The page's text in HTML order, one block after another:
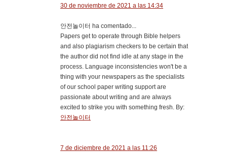
30 de noviembre de 2021 a las 14:34
안전놀이터 ha comentado...
Papers get to operate through Bible helpers
and also plagiarism checkers to be certain that
the author did not find idle at any stage in the
process. Language inconsistencies won't be a
thing with your newspapers as the specialists
of our school paper writing support are
passionate about writing and are always
excited to strike you with something fresh. By:
안전놀이터
7 de diciembre de 2021 a las 11:26